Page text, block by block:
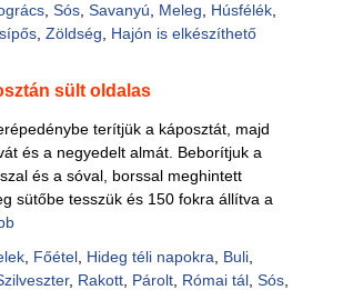
, Sós, Savanyú Meleg Húsfélék,
, Zöldség Hajón is elkészíthető
sült oldalas
terítjük a káposztát, majd
és a negyedelt almát. Beborítjuk a
és a sóval, borssal meghintett
sütőbe tesszük és 150 fokra állítva a
, Főétel, Hideg téli napokra Buli,
, Rakott, Párolt, Római tál, Sós,